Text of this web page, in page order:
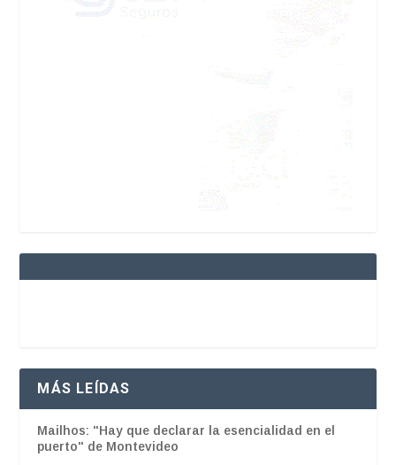
MÁS LEÍDAS
Mailhos: "Hay que declarar la esencialidad en el
puerto" de Montevideo